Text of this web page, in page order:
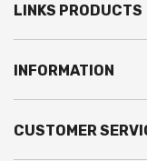
LINKS PRODUCTS
INFORMATION
CUSTOMER